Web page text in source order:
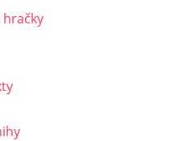
hračky